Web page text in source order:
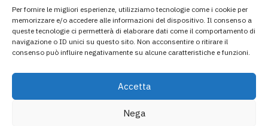
Per fornire le migliori esperienze, utilizziamo tecnologie come i cookie per
memorizzare e/o accedere alle informazioni del dispositivo. Il consenso a
queste tecnologie ci permetterà di elaborare dati come il comportamento di
navigazione o ID unici su questo sito. Non acconsentire o ritirare il
consenso può influire negativamente su alcune caratteristiche e funzioni.
Accetta
Nega
San Giovanni Bianco (BG)
Via Paolo Boselli, 10
P.IVA 03739960163
Testata giornalistica n. 6/2025 registrata presso
Coordinatore Editoriale:
redazione@isolabergamascanews.it